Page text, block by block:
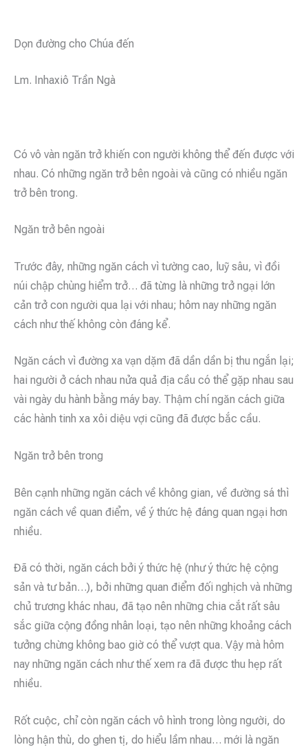
Dọn đường cho Chúa đến
Lm. Inhaxiô Trần Ngà
Có vô vàn ngăn trở khiến con người không thể đến được với
nhau. Có những ngăn trở bên ngoài và cũng có nhiều ngăn
trở bên trong.
Ngăn trở bên ngoài
Trước đây, những ngăn cách vì tường cao, luỹ sâu, vì đồi
núi chập chùng hiểm trở… đã từng là những trở ngại lớn
cản trở con người qua lại với nhau; hôm nay những ngăn
cách như thế không còn đáng kể.
Ngăn cách vì đường xa vạn dặm đã dần dần bị thu ngắn lại;
hai người ở cách nhau nửa quả địa cầu có thể gặp nhau sau
vài ngày du hành bằng máy bay. Thậm chí ngăn cách giữa
các hành tinh xa xôi diệu vợi cũng đã được bắc cầu.
Ngăn trở bên trong
Bên cạnh những ngăn cách về không gian, về đường sá thì
ngăn cách về quan điểm, về ý thức hệ đáng quan ngại hơn
nhiều.
Đã có thời, ngăn cách bởi ý thức hệ (như ý thức hệ cộng
sản và tư bản…), bởi những quan điểm đối nghịch và những
chủ trương khác nhau, đã tạo nên những chia cắt rất sâu
sắc giữa cộng đồng nhân loại, tạo nên những khoảng cách
tưởng chừng không bao giờ có thể vượt qua. Vậy mà hôm
nay những ngăn cách như thế xem ra đã được thu hẹp rất
nhiều.
Rốt cuộc, chỉ còn ngăn cách vô hình trong lòng người, do
lòng hận thù, do ghen tị, do hiểu lầm nhau… mới là ngăn